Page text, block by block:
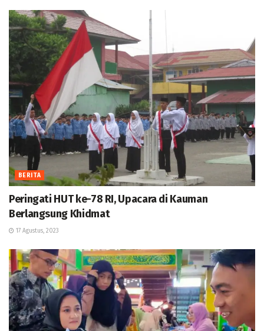
BERITA
Peringati HUT ke-78 RI, Upacara di Kauman
Berlangsung Khidmat
17 Agustus, 2023